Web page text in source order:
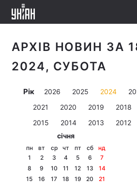
АРХІВ НОВИН ЗА
2024, СУБОТА
Рік 2026 2025 2024
2021
2020 2019 2018
2015
2014 2013 2012
січня
пн вт ср чт пт сб
нд
1
2 3 4 5 6
7
8
9 10 11 12 13
14
15
16 17 18 19 20
21